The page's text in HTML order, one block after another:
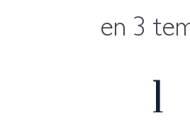
1
situation